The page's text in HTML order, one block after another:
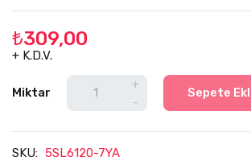
₺309,00
+ K.D.V.
Miktar
+
-
Sepete
SKU: 5SL6120-7YA